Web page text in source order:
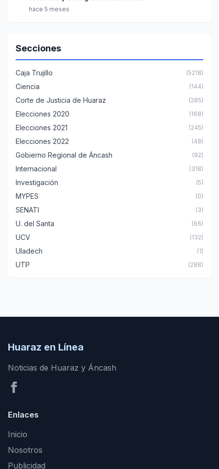
hace 5 meses
Secciones
Caja Trujillo (5218)
Ciencia (144)
Corte de Justicia de Huaraz (285)
Elecciones 2020 (168)
Elecciones 2021 (245)
Elecciones 2022 (48)
Gobierno Regional de Áncash (92)
Internacional (318)
Investigación (5)
MYPES (0)
SENATI (3)
U. del Santa (66)
UCV (132)
Uladech (1)
UTP (288)
Huaraz en Línea
Noticias de Huaraz y Áncash
Enlaces
Inicio
Nosotros
Publicidad